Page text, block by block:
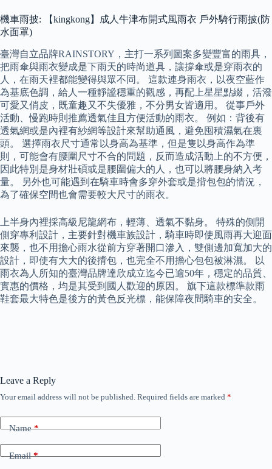
機車雨披: 【kingkong】成人牛津布開式風雨衣 戶外騎行雨披(防
水面罩)
臺灣自立品牌RAINSTORY，主打一系列圖案多變豐富的雨具，
把雨傘與雨衣變成是下雨天的時尚道具，讓撐傘或是穿雨衣的
人，在雨天裡都能變得與眾不同。 這款連身雨衣，以夜空藍作
為基底色調，給人一種靜謐穩重的觀感，再配上星星點綴，活潑
可愛又俏皮，既童趣又不失優雅，不分男女皆適用。 從事戶外
活動、慢跑時則推薦透氣佳且方便活動的雨衣。 例如：背後有
透氣網或是內裡有紗網等設計來幫助通風，避免囤積濕氣在裏
頭。 選擇雨衣尺寸通常以身高為基準，但是隻以身高作為準
則，可能會有腰圍尺寸不合的問題，反而造成活動上的不方便，
因此特別是身材壯碩或是腰圍偏大的人，也可以將腰身納入考
量。 另外也可能遇到在騎車時會多穿外套或是揹包包的情況，
為了確保空間也會需要較大尺寸的雨衣。
上半身內裡採高級尼龍網布，輕薄、透氣不黏身。 特殊的側開
側穿專利設計，主要針對機車族設計，騎車時即使風雨再大迎面
來襲，也不用擔心雨水從前方穿著開口滲入，雙側邊加寬加大的
設計，即使有大大的後揹包，也完全不用擔心包包被淋濕。 以
雨衣為人所知的臺灣品牌達欣成立迄今已逾50年，穩定的品質、
實惠的價格，均是其受到國人歡迎的原因。 旗下這款標準款雨
鞋套最大特色是後方的黃色反光標，能保障夜間騎車的安全。
Leave a Reply
Your email address will not be published. Required fields are marked *
Name*
Email*